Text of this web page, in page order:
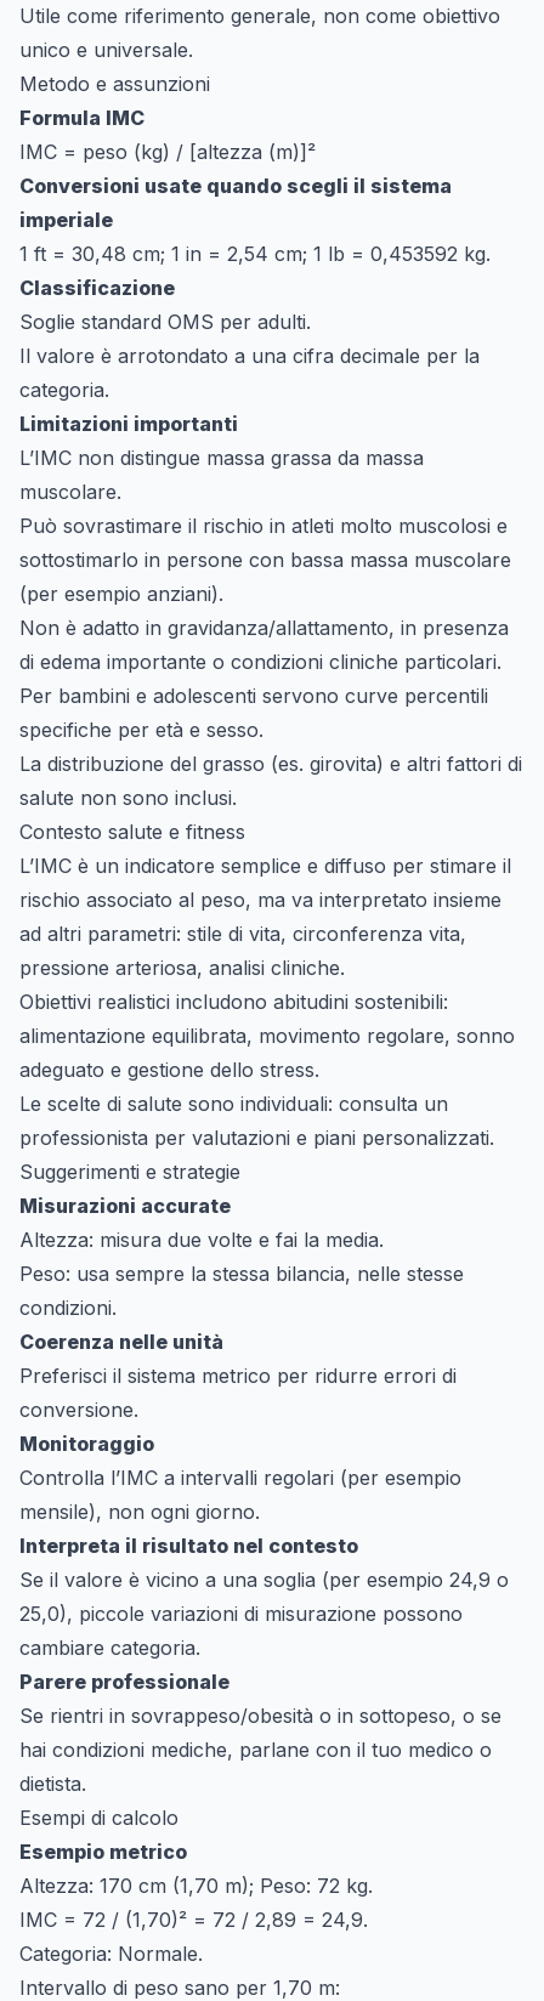
Utile come riferimento generale, non come obiettivo
unico e universale.
Metodo e assunzioni
Formula IMC
IMC = peso (kg) / [altezza (m)]²
Conversioni usate quando scegli il sistema
imperiale
1 ft = 30,48 cm; 1 in = 2,54 cm; 1 lb = 0,453592 kg.
Classificazione
Soglie standard OMS per adulti.
Il valore è arrotondato a una cifra decimale per la
categoria.
Limitazioni importanti
L’IMC non distingue massa grassa da massa
muscolare.
Può sovrastimare il rischio in atleti molto muscolosi e
sottostimarlo in persone con bassa massa muscolare
(per esempio anziani).
Non è adatto in gravidanza/allattamento, in presenza
di edema importante o condizioni cliniche particolari.
Per bambini e adolescenti servono curve percentili
specifiche per età e sesso.
La distribuzione del grasso (es. girovita) e altri fattori di
salute non sono inclusi.
Contesto salute e fitness
L’IMC è un indicatore semplice e diffuso per stimare il
rischio associato al peso, ma va interpretato insieme
ad altri parametri: stile di vita, circonferenza vita,
pressione arteriosa, analisi cliniche.
Obiettivi realistici includono abitudini sostenibili:
alimentazione equilibrata, movimento regolare, sonno
adeguato e gestione dello stress.
Le scelte di salute sono individuali: consulta un
professionista per valutazioni e piani personalizzati.
Suggerimenti e strategie
Misurazioni accurate
Altezza: misura due volte e fai la media.
Peso: usa sempre la stessa bilancia, nelle stesse
condizioni.
Coerenza nelle unità
Preferisci il sistema metrico per ridurre errori di
conversione.
Monitoraggio
Controlla l’IMC a intervalli regolari (per esempio
mensile), non ogni giorno.
Interpreta il risultato nel contesto
Se il valore è vicino a una soglia (per esempio 24,9 o
25,0), piccole variazioni di misurazione possono
cambiare categoria.
Parere professionale
Se rientri in sovrappeso/obesità o in sottopeso, o se
hai condizioni mediche, parlane con il tuo medico o
dietista.
Esempi di calcolo
Esempio metrico
Altezza: 170 cm (1,70 m); Peso: 72 kg.
IMC = 72 / (1,70)² = 72 / 2,89 = 24,9.
Categoria: Normale.
Intervallo di peso sano per 1,70 m: